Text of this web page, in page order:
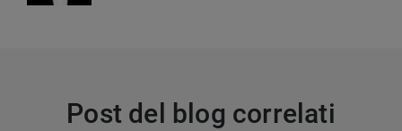
Post del blog correlati